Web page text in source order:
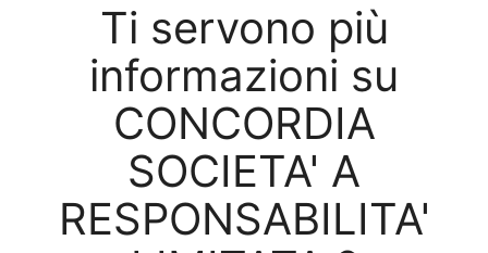
Ti servono più
informazioni su
CONCORDIA
SOCIETA' A
RESPONSABILITA'